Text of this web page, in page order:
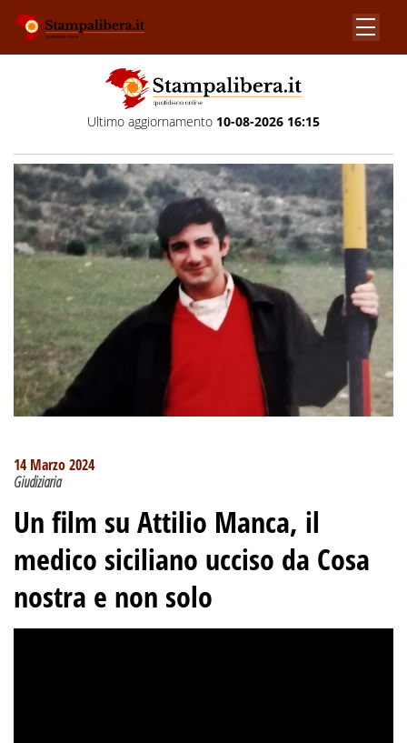
Ultimo aggiornamento 10-08-2026 16:15
14 Marzo 2024
Giudiziaria
Un film su Attilio Manca, il
medico siciliano ucciso da Cosa
nostra e non solo